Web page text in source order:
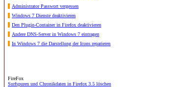
Administrator Passwort vergessen
Windows 7 Dienste deaktivieren
Den Plugin-Container in Firefox deaktivieren
Andere DNS-Server in Windows 7 eintragen
In Windows 7 die Darstellung der Icons reparieren
FireFox
Surfspuren und Chronikdaten in Firefox 3.5 löschen